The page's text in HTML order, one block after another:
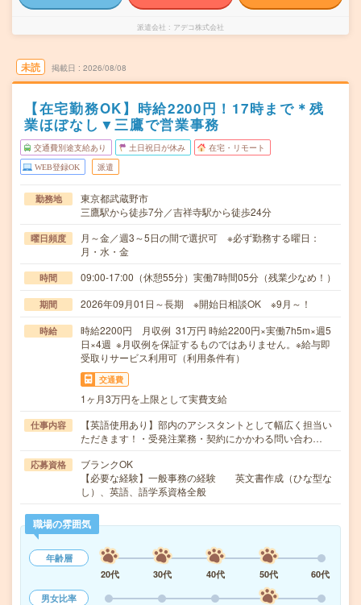
派遣会社 アデコ株式会社
未読 掲載日 2026/08/08
【在宅勤務OK】時給2200円！17時まで＊残
業ほぼなし▼三鷹で営業事務
交通費別途支給あり 土日祝日が休み 在宅・リモート
WEB登録OK 派遣
勤務地
東京都武蔵野市
三鷹駅から徒歩7分／吉祥寺駅から徒歩24分
曜日頻度
月～金／週3～5日の間で選択可 ※必ず勤務する曜日：
月・水・金
時間 09:00-17:00（休憩55分）実働7時間05分（残業少なめ！）
期間 2026年09月01日～長期 ※開始日相談OK ※9月～！
時給
時給2200円 月収例 31万円 時給2200円×実働7h5m×週5
日×4週 ※月収例を保証するものではありません。※給与即
受取りサービス利用可（利用条件有）
交通費
1ヶ月3万円を上限として実費支給
仕事内容
【英語使用あり】部内のアシスタントとして幅広く担当い
ただきます！・受発注業務・契約にかかわる問い合わ…
応募資格
ブランクOK
【必要な経験】一般事務の経験 英文書作成（ひな型な
し）、英語、語学系資格全般
職場の雰囲気
年齢層
20代
30代 40代 50代
60代
男女比率